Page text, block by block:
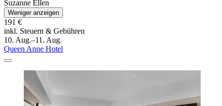
Suzanne Ellen
Weniger anzeigen
191 €
inkl. Steuern & Gebühren
10. Aug.–11. Aug.
Queen Anne Hotel